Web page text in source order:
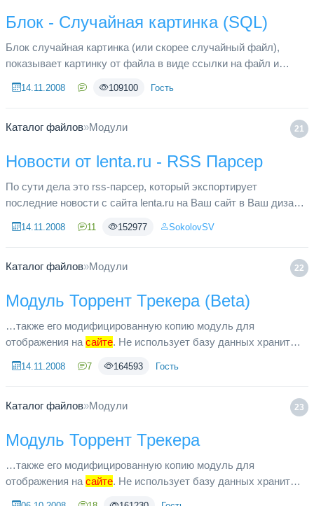
Блок - Случайная картинка (SQL)
Блок случайная картинка (или скорее случайный файл),
показывает картинку от файла в виде ссылки на файл и
изображений» Но в отличи...
14.11.2008 109100 Гость
21
Каталог файлов»Модули
Новости от lenta.ru - RSS Парсер
По сути дела это rss-парсер, который экспортирует
последние новости с сайта lenta.ru на Ваш сайт в Ваш дизайн.
Обновляется к...
14.11.2008 11 152977 SokolovSV
22
Каталог файлов»Модули
Модуль Торрент Трекера (Beta)
…также его модифицированную копию модуль для
отображения на сайте. Не использует базу данных хранит
совсем сырой, так что вы исп...
14.11.2008 7 164593 Гость
23
Каталог файлов»Модули
Модуль Торрент Трекера
…также его модифицированную копию модуль для
отображения на сайте. Не использует базу данных хранит